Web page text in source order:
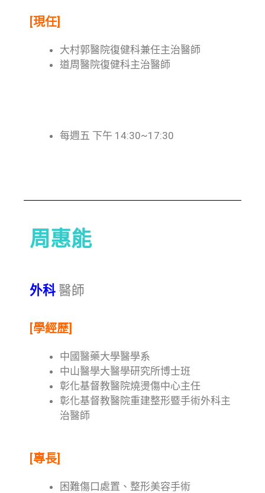
[現任]
大村郭醫院復健科兼任主治醫師
道周醫院復健科主治醫師
每週五 下午 14:30~17:30
周惠能
外科 醫師
[學經歷]
中國醫藥大學醫學系
中山醫學大醫學研究所博士班
彰化基督教醫院燒燙傷中心主任
彰化基督教醫院重建整形暨手術外科主
治醫師
[專長]
困難傷口處置、整形美容手術